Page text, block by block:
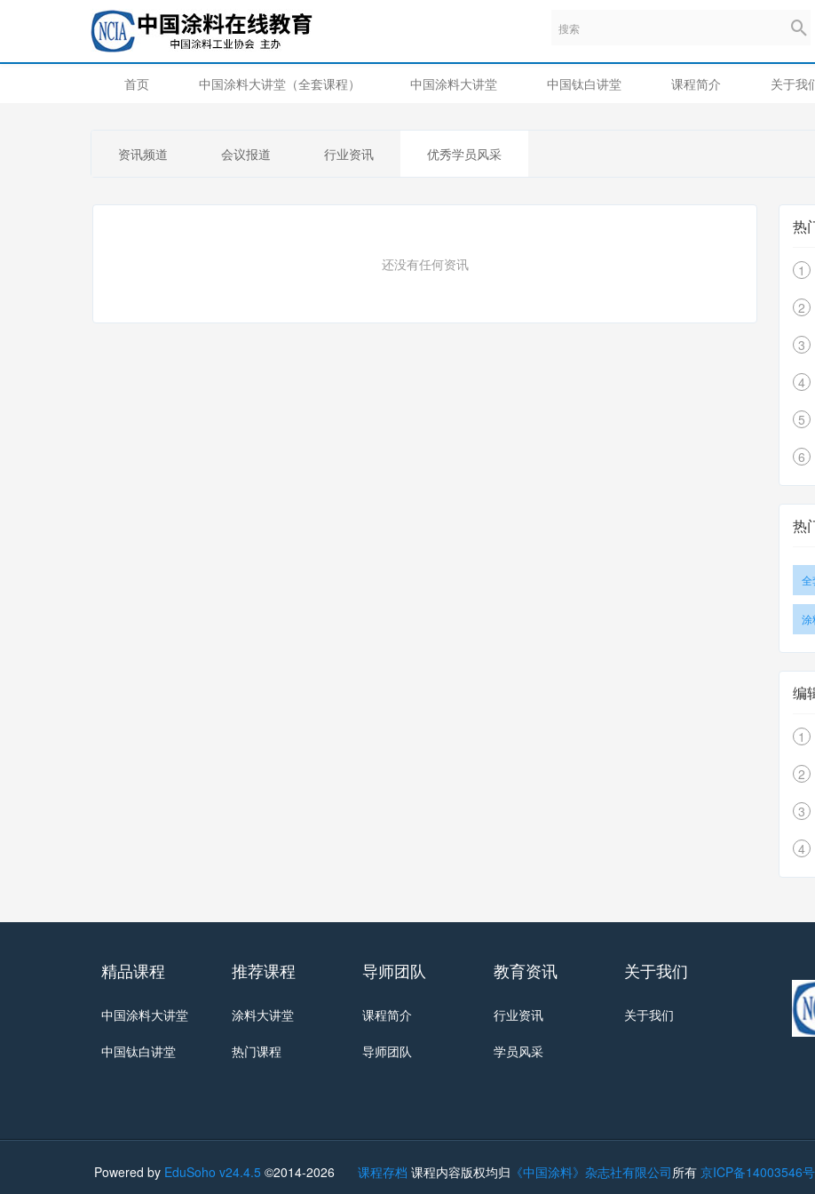
首页 中国涂料大讲堂（全套课程） 中国涂料大讲堂 中国钛白讲堂 课程简介 关于我
资讯频道 会议报道 行业资讯 优秀学员风采
还没有任何资讯
热
1
2
3
4
5
6
热
全
涂
编
1
2
3
4
精品课程
中国涂料大讲堂
中国钛白讲堂
推荐课程
涂料大讲堂
热门课程
导师团队
课程简介
导师团队
教育资讯
行业资讯
学员风采
关于我们
关于我们
Powered by EduSoho v24.4.5 ©2014-2026 课程存档 课程内容版权均归 《中国涂料》杂志社有限公司所有 京ICP备14003546